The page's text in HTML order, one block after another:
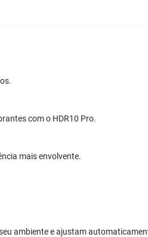
com o HDR10 Pro.
mais envolvente.
ambiente e ajustam